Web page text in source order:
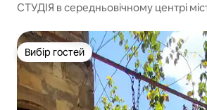
СТУДІЯ в середньовічному центрі
Вибір гостей
Вибір гостей